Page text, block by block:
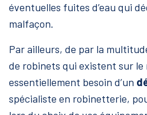
éventuelles fuites d’eau qui
malfaçon.
Par ailleurs, de par la
de robinets qui existent sur le
essentiellement besoin d’un
spécialiste en robinetterie,